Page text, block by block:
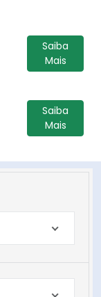
Saiba
Mais
Saiba
Mais